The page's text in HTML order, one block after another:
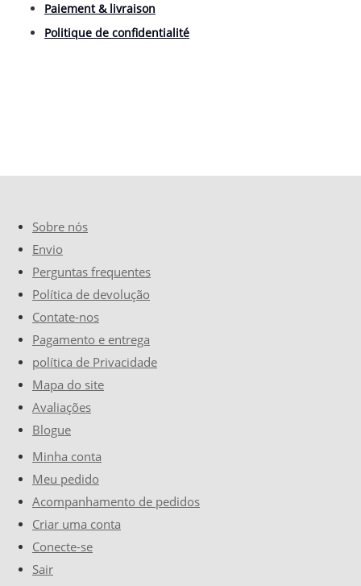
Paiement & livraison
Politique de confidentialité
Sobre nós
Envio
Perguntas frequentes
Política de devolução
Contate-nos
Pagamento e entrega
política de Privacidade
Mapa do site
Avaliações
Blogue
Minha conta
Meu pedido
Acompanhamento de pedidos
Criar uma conta
Conecte-se
Sair